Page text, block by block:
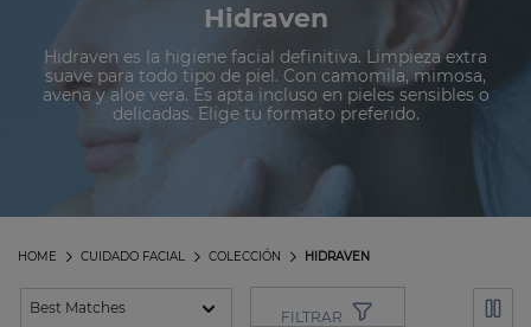
Hidraven
Hidraven es la higiene facial definitiva. Limpieza extra
suave para todo tipo de piel. Con camomila, mimosa,
avena y aloe vera. Es apta incluso en pieles sensibles o
delicadas. Elige tu formato preferido.
HIDRAVEN
COLECCIÓN
CUIDADO FACIAL
HOME
FILTRAR